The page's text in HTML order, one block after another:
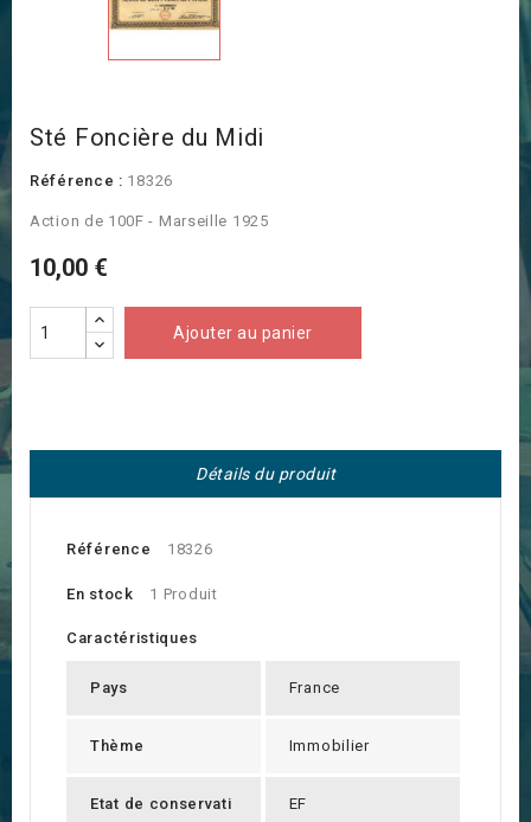
Sté Foncière du Midi
Référence : 18326
Action de 100F - Marseille 1925
10,00 €
Ajouter au panier
Détails du produit
Référence 18326
En stock 1 Produit
Caractéristiques
Pays France
Thème Immobilier
Etat de conservati
EF